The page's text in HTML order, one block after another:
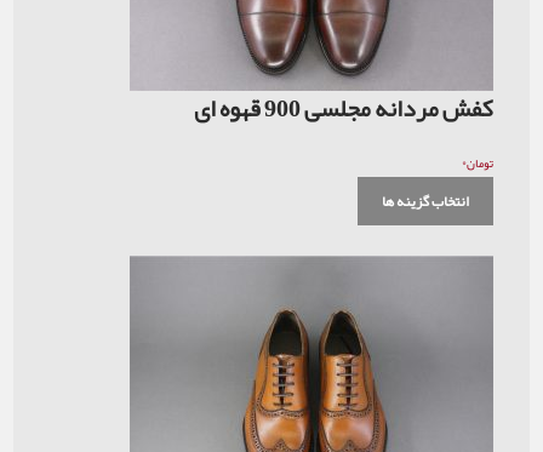
کفش مردانه مجلسی 900 قهوه ای
تومان۰
انتخاب گزینه ها